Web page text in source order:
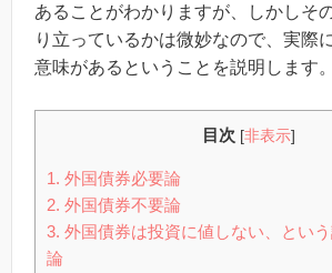
あることがわかりますが、しかしそ
り立っているかは微妙なので、実際
意味があるということを説明します。
目次 [非表示]
1. 外国債券必要論
2. 外国債券不要論
3. 外国債券は投資に値しない、とい
論